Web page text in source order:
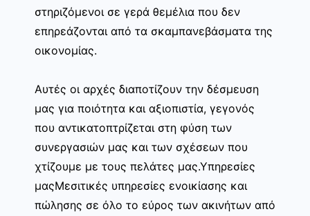
στηριζόμενοι σε γερά θεμέλια που δεν
επηρεάζονται από τα σκαμπανεβάσματα της
οικονομίας.
Αυτές οι αρχές διαποτίζουν την δέσμευση
μας για ποιότητα και αξιοπιστία, γεγονός
που αντικατοπτρίζεται στη φύση των
συνεργασιών μας και των σχέσεων που
χτίζουμε με τους πελάτες μας.Υπηρεσίες
μαςΜεσιτικές υπηρεσίες ενοικίασης και
πώλησης σε όλο το εύρος των ακινήτων από